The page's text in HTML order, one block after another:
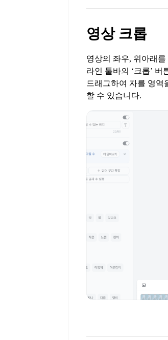
영상 크롭
영상의 좌우, 위아래
라인 툴바의 ‘크롭’
드래그하여 자를 영역
할 수 있습니다.